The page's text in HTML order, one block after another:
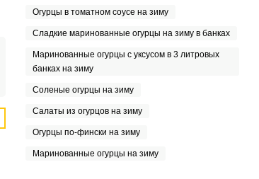
Огурцы в томатном соусе на зиму
Сладкие маринованные огурцы на зиму в банках
Маринованные огурцы с уксусом в 3 литровых
банках на зиму
Соленые огурцы на зиму
Салаты из огурцов на зиму
Огурцы по-фински на зиму
Маринованные огурцы на зиму